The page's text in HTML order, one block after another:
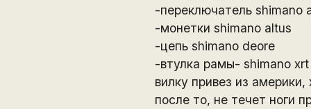
-переключатель shimano
-монетки shimano altus
-цепь shimano deore
-втулка рамы- shimano xrt
вилку привез из
после то, не течет ноги